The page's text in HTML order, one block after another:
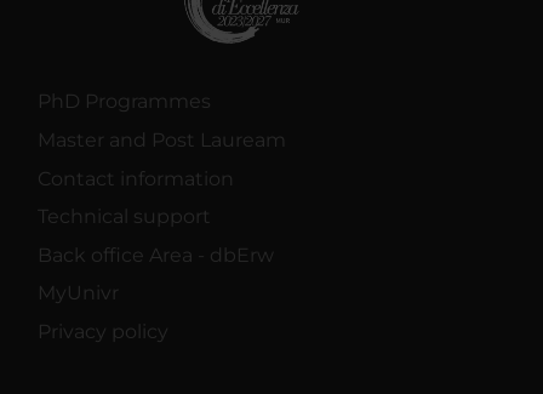
PhD Programmes
Master and Post Lauream
Contact information
Technical support
Back office Area - dbErw
MyUnivr
Privacy policy